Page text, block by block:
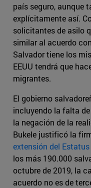
país seguro, aunque
explícitamente así.
solicitantes de asilo
similar al acuerdo
Salvador tiene los
EEUU tendrá que
migrantes.
El gobierno
incluyendo la falta
la negación de la
Bukele justificó la
extensión del
los más 190.000
octubre de 2019, la
acuerdo no es de